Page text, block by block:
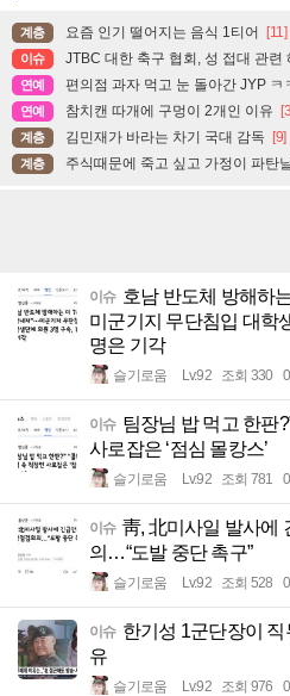
계층 요즘 인기 떨어지는 음식 1티어 [11]
이슈 JTBC 대한 축구 협회, 성 접대 관련
연예 편의점 과자 먹고 눈 돌아간 JYP ㅋ
연예 참치캔 따개에 구멍이 2개인 이유
계층 김민재가 바라는 차기 국대 감독 [9]
계층 주식때문에 죽고 싶고 가정이 파탄
이슈 호남 반도체 방해하
미군기지 무단침입 대학
명은 기각
슬기로움 Lv.92 조회 330
이슈 팀장님 밥 먹고 한판
사로잡은 ‘점심 몰캉스’
슬기로움 Lv.92 조회 781
이슈 靑, 北미사일 발사에
의…“도발 중단 촉구”
슬기로움 Lv.92 조회 528
이슈 한기성 1군단장이 직
유
슬기로움 Lv.92 조회 976